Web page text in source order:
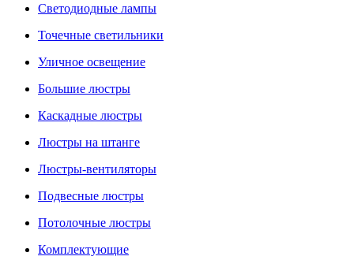
Светодиодные лампы
Точечные светильники
Уличное освещение
Большие люстры
Каскадные люстры
Люстры на штанге
Люстры-вентиляторы
Подвесные люстры
Потолочные люстры
Комплектующие